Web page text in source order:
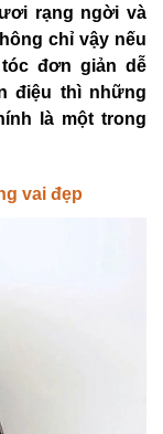
rạng ngời và
chỉ vậy nếu
đơn giản dễ
điệu thì những
là một trong
vai đẹp